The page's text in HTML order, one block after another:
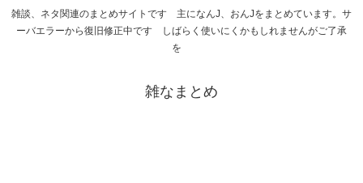
雑談、ネタ関連のまとめサイトです 主になんJ、おんJをまとめています。サ
ーバエラーから復旧修正中です しばらく使いにくかもしれませんがご了承
を
雑なまとめ